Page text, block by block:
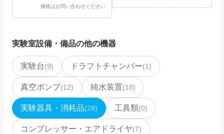
価格はお問い合わせください
実験室設備・備品の他の機器
実験台(9) ドラフトチャンバー(1)
真空ポンプ(12) 純水装置(18)
実験器具・消耗品(28) 工具類(0)
コンプレッサー・エアドライヤ(7)